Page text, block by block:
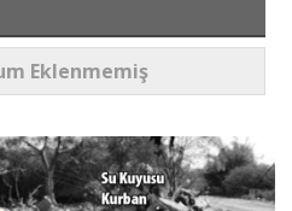
Eklenmemiş